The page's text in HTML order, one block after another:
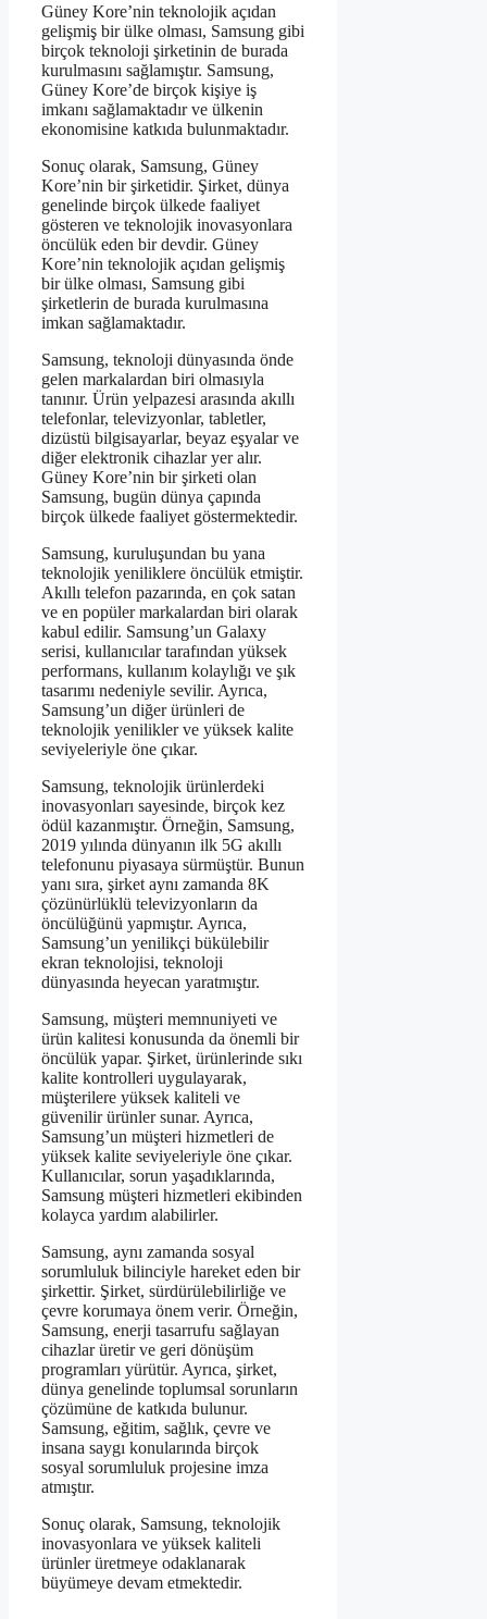
Güney Kore’nin teknolojik açıdan
gelişmiş bir ülke olması, Samsung gibi
birçok teknoloji şirketinin de burada
kurulmasını sağlamıştır. Samsung,
Güney Kore’de birçok kişiye iş
imkanı sağlamaktadır ve ülkenin
ekonomisine katkıda bulunmaktadır.
Sonuç olarak, Samsung, Güney
Kore’nin bir şirketidir. Şirket, dünya
genelinde birçok ülkede faaliyet
gösteren ve teknolojik inovasyonlara
öncülük eden bir devdir. Güney
Kore’nin teknolojik açıdan gelişmiş
bir ülke olması, Samsung gibi
şirketlerin de burada kurulmasına
imkan sağlamaktadır.
Samsung, teknoloji dünyasında önde
gelen markalardan biri olmasıyla
tanınır. Ürün yelpazesi arasında akıllı
telefonlar, televizyonlar, tabletler,
dizüstü bilgisayarlar, beyaz eşyalar ve
diğer elektronik cihazlar yer alır.
Güney Kore’nin bir şirketi olan
Samsung, bugün dünya çapında
birçok ülkede faaliyet göstermektedir.
Samsung, kuruluşundan bu yana
teknolojik yeniliklere öncülük etmiştir.
Akıllı telefon pazarında, en çok satan
ve en popüler markalardan biri olarak
kabul edilir. Samsung’un Galaxy
serisi, kullanıcılar tarafından yüksek
performans, kullanım kolaylığı ve şık
tasarımı nedeniyle sevilir. Ayrıca,
Samsung’un diğer ürünleri de
teknolojik yenilikler ve yüksek kalite
seviyeleriyle öne çıkar.
Samsung, teknolojik ürünlerdeki
inovasyonları sayesinde, birçok kez
ödül kazanmıştır. Örneğin, Samsung,
2019 yılında dünyanın ilk 5G akıllı
telefonunu piyasaya sürmüştür. Bunun
yanı sıra, şirket aynı zamanda 8K
çözünürlüklü televizyonların da
öncülüğünü yapmıştır. Ayrıca,
Samsung’un yenilikçi bükülebilir
ekran teknolojisi, teknoloji
dünyasında heyecan yaratmıştır.
Samsung, müşteri memnuniyeti ve
ürün kalitesi konusunda da önemli bir
öncülük yapar. Şirket, ürünlerinde sıkı
kalite kontrolleri uygulayarak,
müşterilere yüksek kaliteli ve
güvenilir ürünler sunar. Ayrıca,
Samsung’un müşteri hizmetleri de
yüksek kalite seviyeleriyle öne çıkar.
Kullanıcılar, sorun yaşadıklarında,
Samsung müşteri hizmetleri ekibinden
kolayca yardım alabilirler.
Samsung, aynı zamanda sosyal
sorumluluk bilinciyle hareket eden bir
şirkettir. Şirket, sürdürülebilirliğe ve
çevre korumaya önem verir. Örneğin,
Samsung, enerji tasarrufu sağlayan
cihazlar üretir ve geri dönüşüm
programları yürütür. Ayrıca, şirket,
dünya genelinde toplumsal sorunların
çözümüne de katkıda bulunur.
Samsung, eğitim, sağlık, çevre ve
insana saygı konularında birçok
sosyal sorumluluk projesine imza
atmıştır.
Sonuç olarak, Samsung, teknolojik
inovasyonlara ve yüksek kaliteli
ürünler üretmeye odaklanarak
büyümeye devam etmektedir.